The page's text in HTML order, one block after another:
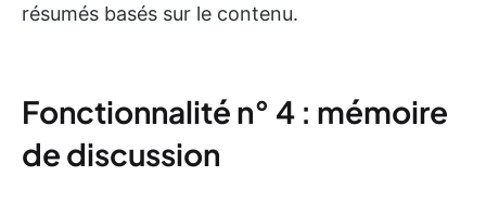
résumés basés sur le contenu.
Fonctionnalité n° 4 : mémoire
de discussion